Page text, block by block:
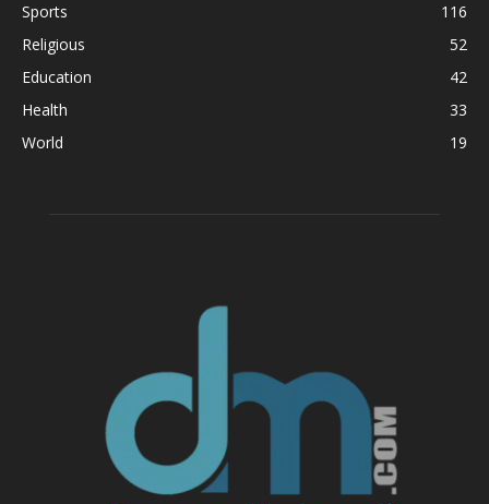
Sports
116
Religious
52
Education
42
Health
33
World
19